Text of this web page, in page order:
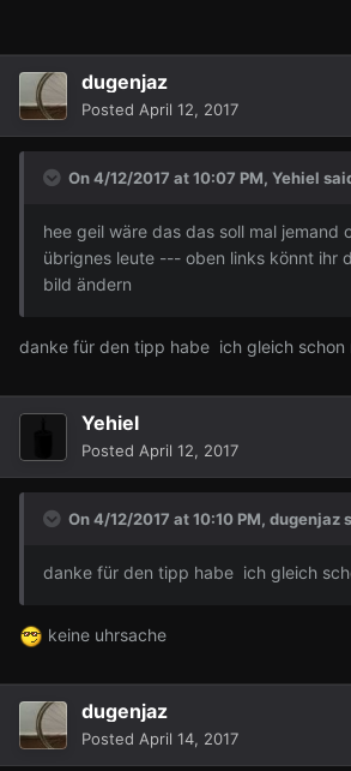
dugenjaz
Posted April 12, 2017
On 4/12/2017 at 10:07 PM, Yehiel
hee geil wäre das das soll mal jemand
übrignes leute --- oben links könnt ihr
bild ändern
danke für den tipp habe ich gleich schon
Yehiel
Posted April 12, 2017
On 4/12/2017 at 10:10 PM, dugenjaz
danke für den tipp habe ich gleich
keine uhrsache
dugenjaz
Posted April 14, 2017